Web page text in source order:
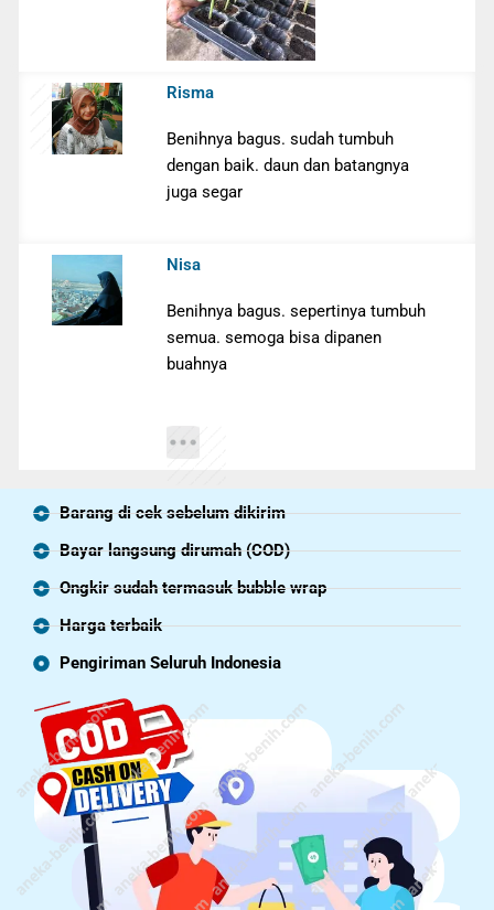
Risma
Benihnya bagus. sudah tumbuh
dengan baik. daun dan batangnya
juga segar
Nisa
Benihnya bagus. sepertinya tumbuh
semua. semoga bisa dipanen
buahnya
Barang di cek sebelum dikirim
Bayar langsung dirumah (COD)
Ongkir sudah termasuk bubble wrap
Harga terbaik
Pengiriman Seluruh Indonesia